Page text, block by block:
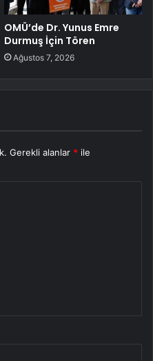
OMÜ’de Dr. Yunus Emre
Durmuş İçin Tören
Ağustos 7, 2026
Gerekli alanlar * ile